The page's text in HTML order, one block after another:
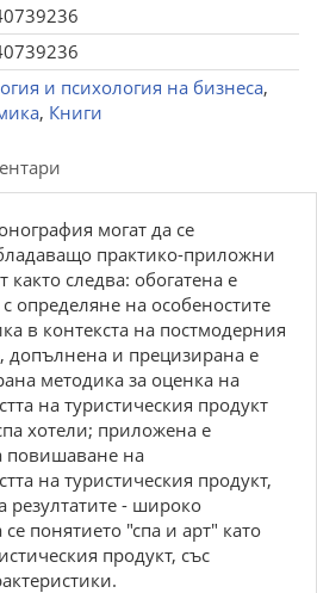
и психология на бизнеса,
, Книги
могат да се
практико-приложни
както следва: обогатена е
определяне на особеностите
в контекста на постмодерния
допълнена и прецизирана е
методика за оценка на
на туристическия продукт
хотели; приложена е
повишаване на
на туристическия продукт,
резултатите - широко
понятието "спа и арт" като
продукт, със